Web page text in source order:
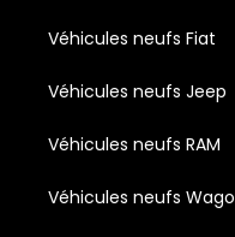
Véhicules neufs Fiat
Véhicules neufs Jeep
Véhicules neufs RAM
Véhicules neufs